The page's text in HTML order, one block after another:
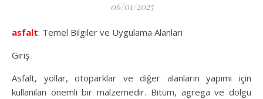
06/01/2025
asfalt: Temel Bilgiler ve Uygulama Alanları
Giriş
Asfalt, yollar, otoparklar ve diğer alanların yapımı için
kullanılan önemli bir malzemedir. Bitüm, agrega ve dolgu